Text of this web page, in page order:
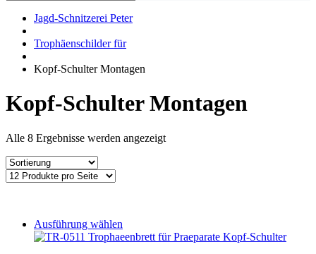
Jagd-Schnitzerei Peter
Trophäenschilder für
Kopf-Schulter Montagen
Kopf-Schulter Montagen
Alle 8 Ergebnisse werden angezeigt
Ausführung wählen
Produkt